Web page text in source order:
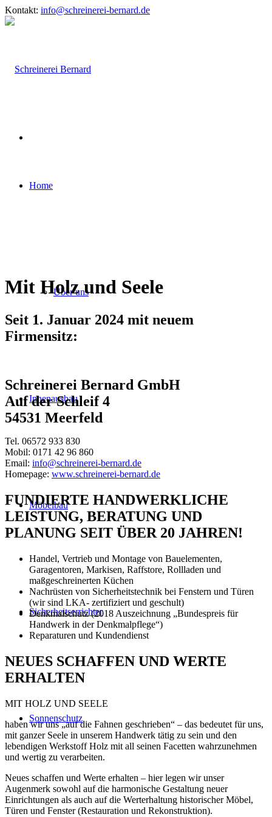
Kontakt: info@schreinerei-bernard.de
Home
Über uns
Innenausbau
Möbelbau
Sicherheitserrichter
Sonnenschutz
Mit Holz und Seele
Seit 1. Januar 2024 mit neuem
Firmensitz:
Schreinerei Bernard GmbH
Auf der Schleif 4
54531 Meerfeld
Tel. 06572 933 830
Mobil: 0171 42 96 860
Email: info@schreinerei-bernard.de
Homepage: www.schreinerei-bernard.de
FUNDIERTE HANDWERKLICHE
LEISTUNG, BERATUNG UND
PLANUNG SEIT ÜBER 20 JAHREN!
Handel, Vertrieb und Montage von Bauelementen,
Garagentoren, Markisen, Raffstore, Rollladen und
maßgeschreinerten Küchen
Nachrüsten von Sicherheitstechnik bei Fenstern und Türen
(wir sind LKA- zertifiziert und geschult)
Denkmalschutz (2018 Auszeichnung „Bundespreis für
Handwerk in der Denkmalpflege“)
Reparaturen und Kundendienst
NEUES SCHAFFEN UND WERTE
ERHALTEN
MIT HOLZ UND SEELE
haben wir uns „auf die Fahnen geschrieben“ – das bedeutet für uns,
mit ganzer Seele in unserem Handwerk tätig zu sein und den
lebendigen Werkstoff Holz mit all seinen Facetten wahrzunehmen
und wertig zu verarbeiten.
Neues schaffen und Werte erhalten – hier legen wir unser
Augenmerk sowohl auf die harmonische Gestaltung neuer
Einrichtungen als auch auf die Werterhaltung historischer Möbel,
Türen und Fenster (Restauration und Rekonstruktion).